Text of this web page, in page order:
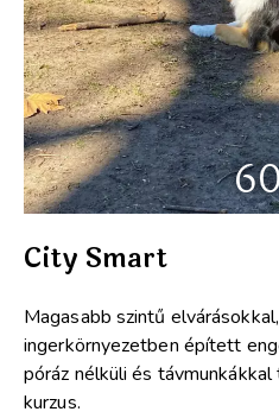
City Smart
Magasabb szintű
ingerkörnyezetben épített
póráz nélküli és
kurzus.